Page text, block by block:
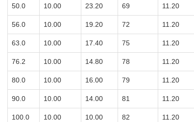
50.0 10.00 23.20 69 11.20
56.0 10.00 19.20 72 11.20
63.0 10.00 17.40 75 11.20
76.2 10.00 14.80 78 11.20
80.0 10.00 16.00 79 11.20
90.0 10.00 14.00 81 11.20
100.0 10.00 10.00 82 11.20